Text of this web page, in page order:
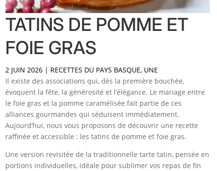
TATINS DE POMME ET
FOIE GRAS
2 JUIN 2026 | RECETTES DU PAYS BASQUE, UNE
Il existe des associations qui, dès la première bouchée,
évoquent la fête, la générosité et l’élégance. Le mariage entre
le foie gras et la pomme caramélisée fait partie de ces
alliances gourmandes qui séduisent immédiatement.
Aujourd’hui, nous vous proposons de découvrir une recette
raffinée et accessible : les tatins de pomme et foie gras.
Une version revisitée de la traditionnelle tarte tatin, pensée en
portions individuelles, idéale pour sublimer vos repas de fin